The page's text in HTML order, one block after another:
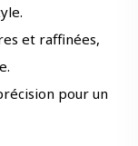
et raffinées,
pour un